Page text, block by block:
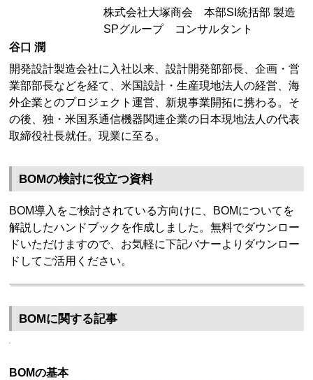
株式会社大塚商会 本部SI統括部 製造
SPグループ コンサルタント
谷口 潤
開発設計製造会社に入社以来、設計開発部部長、企画・営
業部部長などを経て、米国設計・生産現地法人の経営、海
外企業とのプロジェクト運営、新規事業開拓に携わる。そ
の後、独・米国系通信機器関連企業の日本現地法人の代表
取締役社長就任。現業に至る。
BOMの検討に役立つ資料
BOM導入をご検討されている方向けに、BOMについてを
解説したハンドブックを作成しました。無料でダウンロー
ドいただけますので、お気軽に下記バナーよりダウンロー
ドしてご活用ください。
BOMに関する記事
BOMの基本